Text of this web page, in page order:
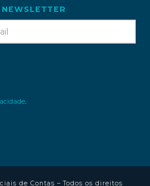
.
de Contas – Todos os direitos